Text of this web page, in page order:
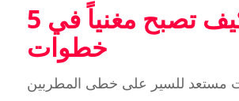
كيف تصبح مغنياً في 5
خطوات
مستعد للسير على خطى المطربين